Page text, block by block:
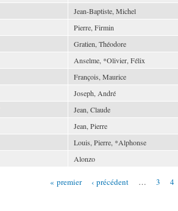
Jean-Baptiste, Michel
Pierre, Firmin
Gratien, Théodore
Anselme, *Olivier, Félix
François, Maurice
Joseph, André
Jean, Claude
Jean, Pierre
Louis, Pierre, *Alphonse
Alonzo
« premier ‹ précédent … 3 4